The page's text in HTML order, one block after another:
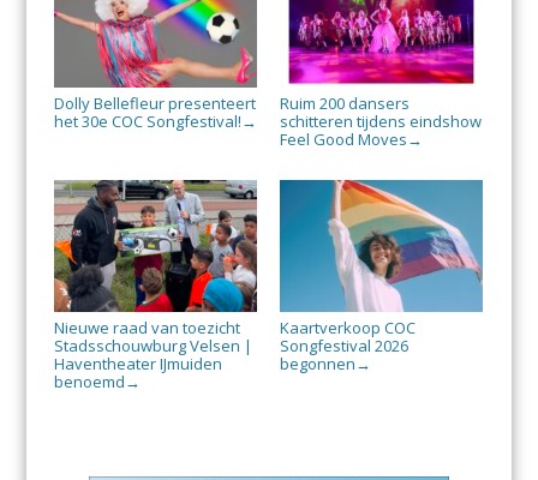
Dolly Bellefleur presenteert
het 30e COC Songfestival! →
Ruim 200 dansers
schitteren tijdens eindshow
Feel Good Moves →
Nieuwe raad van toezicht
Stadsschouwburg Velsen |
Haventheater IJmuiden
benoemd →
Kaartverkoop COC
Songfestival 2026
begonnen →